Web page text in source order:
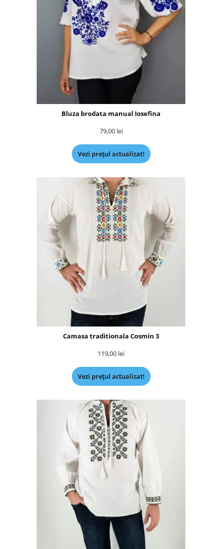
Bluza brodata manual Iosefina
79,00 lei
Vezi prețul actualizat!
Camasa traditionala Cosmin 3
119,00 lei
Vezi prețul actualizat!